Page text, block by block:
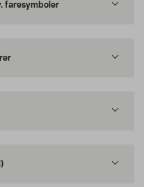
faresymboler